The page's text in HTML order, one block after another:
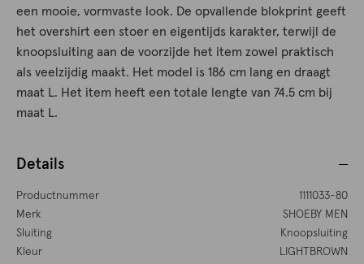
een mooie, vormvaste look. De opvallende blokprint geeft
het overshirt een stoer en eigentijds karakter, terwijl de
knoopsluiting aan de voorzijde het item zowel praktisch
als veelzijdig maakt. Het model is 186 cm lang en draagt
maat L. Het item heeft een totale lengte van 74.5 cm bij
maat L.
Details
Productnummer
1111033-80
Merk
SHOEBY MEN
Sluiting
Knoopsluiting
Kleur
LIGHTBROWN